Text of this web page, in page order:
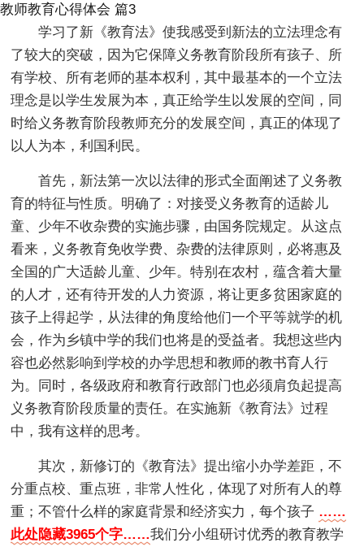
教师教育心得体会 篇3
学习了新《教育法》使我感受到新法的立法理念有
了较大的突破，因为它保障义务教育阶段所有孩子、所
有学校、所有老师的基本权利，其中最基本的一个立法
理念是以学生发展为本，真正给学生以发展的空间，同
时给义务教育阶段教师充分的发展空间，真正的体现了
以人为本，利国利民。
首先，新法第一次以法律的形式全面阐述了义务教
育的特征与性质。明确了：对接受义务教育的适龄儿
童、少年不收杂费的实施步骤，由国务院规定。从这点
看来，义务教育免收学费、杂费的法律原则，必将惠及
全国的广大适龄儿童、少年。特别在农村，蕴含着大量
的人才，还有待开发的人力资源，将让更多贫困家庭的
孩子上得起学，从法律的角度给他们一个平等就学的机
会，作为乡镇中学的我们也将是的受益者。我想这些内
容也必然影响到学校的办学思想和教师的教书育人行
为。同时，各级政府和教育行政部门也必须肩负起提高
义务教育阶段质量的责任。在实施新《教育法》过程
中，我有这样的思考。
其次，新修订的《教育法》提出缩小办学差距，不
分重点校、重点班，非常人性化，体现了对所有人的尊
重；不管什么样的家庭背景和经济实力，每个孩子 ……
此处隐藏3965个字……我们分小组研讨优秀的教育教学